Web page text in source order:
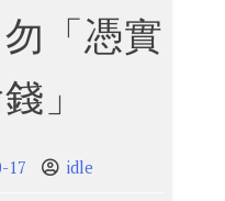
「憑實
」
17 idle